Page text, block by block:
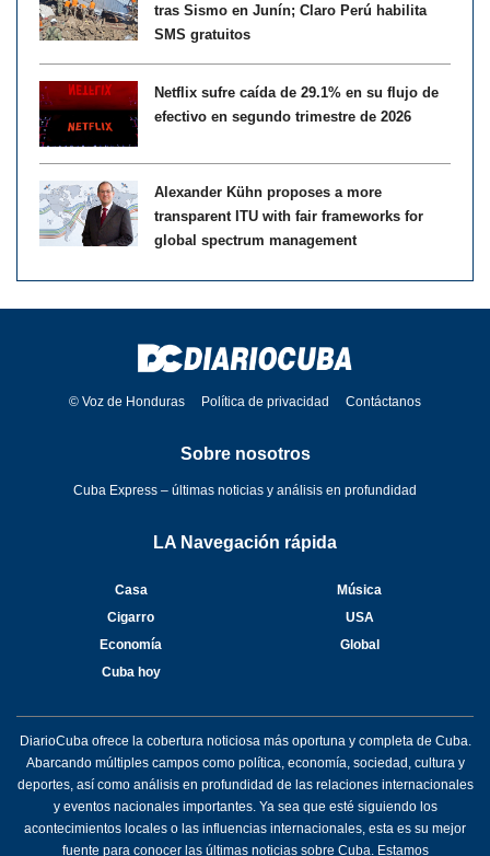
tras Sismo en Junín; Claro Perú habilita
SMS gratuitos
Netflix sufre caída de 29.1% en su flujo de
efectivo en segundo trimestre de 2026
Alexander Kühn proposes a more
transparent ITU with fair frameworks for
global spectrum management
© Voz de Honduras Política de privacidad Contáctanos
Sobre nosotros
Cuba Express – últimas noticias y análisis en profundidad
LA Navegación rápida
Casa
Música
Cigarro
USA
Economía
Global
Cuba hoy
DiarioCuba ofrece la cobertura noticiosa más oportuna y completa de Cuba.
Abarcando múltiples campos como política, economía, sociedad, cultura y
deportes, así como análisis en profundidad de las relaciones internacionales
y eventos nacionales importantes. Ya sea que esté siguiendo los
acontecimientos locales o las influencias internacionales, esta es su mejor
fuente para conocer las últimas noticias sobre Cuba. Estamos